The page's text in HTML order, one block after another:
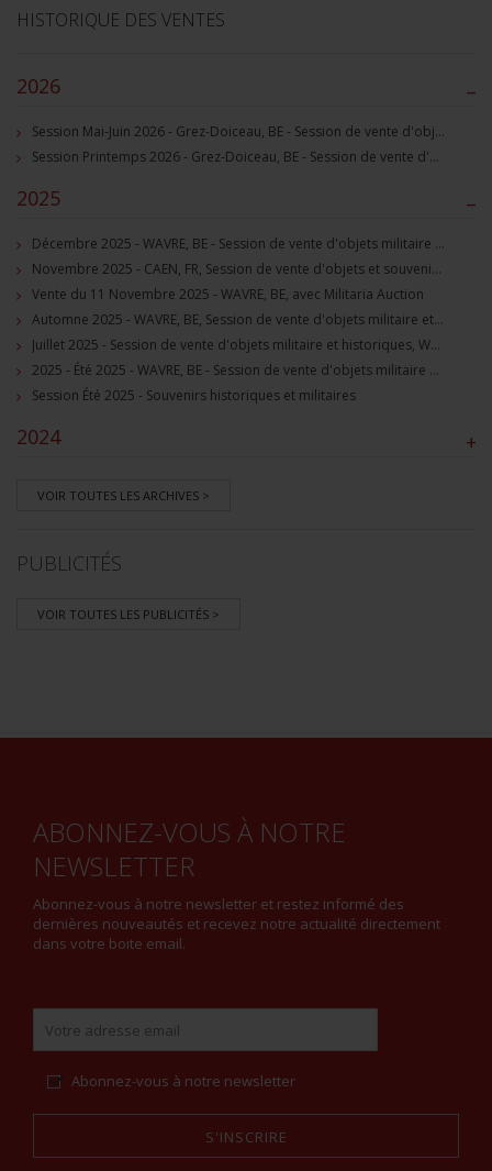
HISTORIQUE DES VENTES
–
2026
Session Mai-Juin 2026 - Grez-Doiceau, BE - Session de vente d'objets militaire et souvenirs historiques
Session Printemps 2026 - Grez-Doiceau, BE - Session de vente d'objets militaire et souvenirs historiques
–
2025
Décembre 2025 - WAVRE, BE - Session de vente d'objets militaire et souvenirs historiques
Novembre 2025 - CAEN, FR, Session de vente d'objets et souvenirs militaires
Vente du 11 Novembre 2025 - WAVRE, BE, avec Militaria Auction
Automne 2025 - WAVRE, BE, Session de vente d'objets militaire et souvenirs historiques
Juillet 2025 - Session de vente d'objets militaire et historiques, Wavre, BE
2025 - Été 2025 - WAVRE, BE - Session de vente d'objets militaire et souvenirs historiques
Session Été 2025 - Souvenirs historiques et militaires
+
2024
VOIR TOUTES LES ARCHIVES >
PUBLICITÉS
VOIR TOUTES LES PUBLICITÉS >
ABONNEZ-VOUS À NOTRE
NEWSLETTER
Abonnez-vous à notre newsletter et restez informé des
dernières nouveautés et recevez notre actualité directement
dans votre boite email.
Abonnez-vous à notre newsletter
S'INSCRIRE